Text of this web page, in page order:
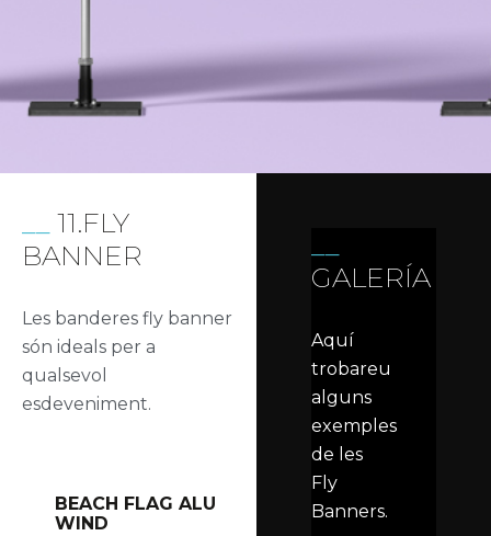
11.FLY
BANNER
Les banderes fly banner
són ideals per a
qualsevol
esdeveniment.
BEACH FLAG ALU
WIND
GALERÍA
Aquí
trobareu
alguns
exemples
de les
Fly
Banners.